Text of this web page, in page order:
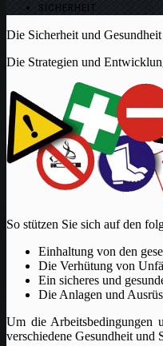
SICHERHEIT
Die Sicherheit und
Die Strategien und
So stützen Sie sich auf den
Einhaltung von den
Die Verhütung von
Ein sicheres und
Die Anlagen und
Um die Arbeitsbedingungen
verschiedene Gesundheit